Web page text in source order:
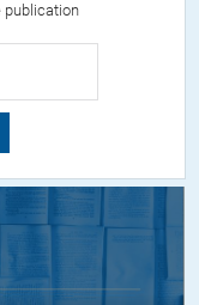
publication